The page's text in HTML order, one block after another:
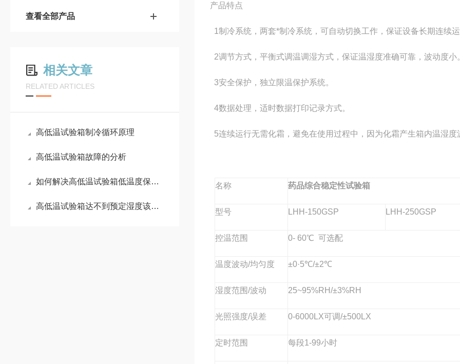
查看全部产品
相关文章
RELATED ARTICLES
高低温试验箱制冷循环原理
高低温试验箱故障的分析
如何解决高低温试验箱低温度保持不住
高低温试验箱达不到预定湿度该如何解决
产品特点
1制冷系统，两套*制冷系统，可自动切换工作，保证设备长期连续
2调节方式，平衡式调温调湿方式，保证温湿度准确可靠，波动度小
3安全保护，独立限温保护系统。
4数据处理，适时数据打印记录方式。
5连续运行无需化霜，避免在使用过程中，因为化霜产生箱内温湿度
名称 药品综合稳定性试验箱
型号 LHH-150GS P LH H-250GS P
控温范围 0- 60℃ 可选配
温度波动/均匀度 ±0·5℃/±2℃
湿度范围/波动 25~95%RH/±3%RH
光照强度/误差 0-6000LX可调/±500LX
定时范围 每段1-99小时